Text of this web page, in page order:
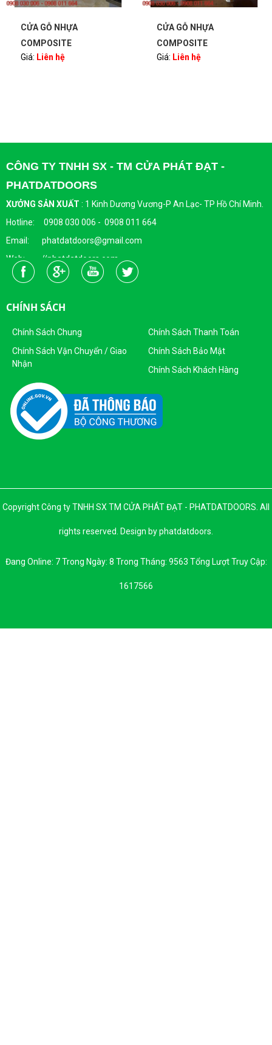
CỬA GỖ NHỰA
COMPOSITE
PHATDATDOORS
Giá: Liên hệ
CỬA GỖ NHỰA
COMPOSITE
PHATDATDOORS
Giá: Liên hệ
CÔNG TY TNHH SX - TM CỬA PHÁT ĐẠT -
PHATDATDOORS
XƯỞNG SẢN XUẤT : 1 Kinh Dương Vương-P An Lạc- TP Hồ Chí Minh.
Hotline: 0908 030 006 - 0908 011 664
Email: phatdatdoors@gmail.com
Web: //phatdatdoors.com
Fanpage : https://www.facebook.com/cuaphatdat
DKKD: 0313215412
Ngày Cấp: 16/04/2015
Nơi Cấp: Sở KHĐT Thành Phố Hồ Chí Minh
Sản Phẩm Của Công Ty TNHH SX - TM CỬA PHÁT ĐẠT
CHÍNH SÁCH
Chính Sách Chung
Chính Sách Thanh Toán
Chính Sách Vận Chuyển / Giao
Nhận
Chính Sách Bảo Mật
Chính Sách Khách Hàng
Copyright Công ty TNHH SX TM CỬA PHÁT ĐẠT - PHATDATDOORS. All
rights reserved. Design by phatdatdoors.
Đang Online: 7 Trong Ngày: 8 Trong Tháng: 9563 Tổng Lượt Truy Cập:
1617566